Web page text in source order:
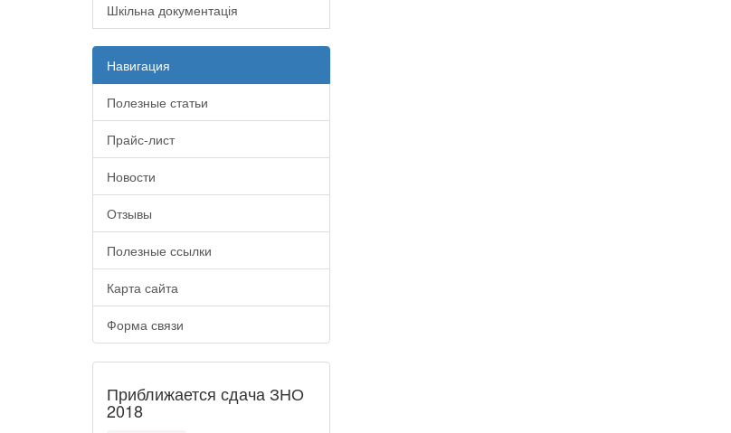
Шкільна документація
Навигация
Полезные статьи
Прайс-лист
Новости
Отзывы
Полезные ссылки
Карта сайта
Форма связи
Приближается сдача ЗНО
2018